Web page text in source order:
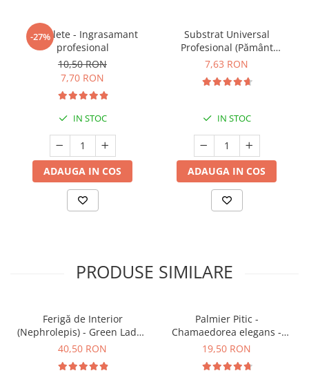
-27%
5 Tablete - Ingrasamant
profesional
10,50 RON
7,70 RON
IN STOC
ADAUGA IN COS
Substrat Universal
Profesional (Pământ
Premium) - 5 L
7,63 RON
IN STOC
ADAUGA IN COS
PRODUSE SIMILARE
Ferigă de Interior
(Nephrolepis) - Green Lady -
35cm
40,50 RON
Palmier Pitic -
Chamaedorea elegans -
30cm
19,50 RON